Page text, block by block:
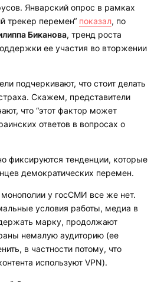
Январский опрос в рамках
трекер перемен“ показал, по
Биканова, тренд роста
ее участия во вторжении
подчеркивают, что стоит делать
Скажем, представители
что “этот фактор может
ответов в вопросах о
фиксируются тенденции, которые
демократических перемен.
у госСМИ все же нет.
условия работы, медиа в
марку, продолжают
немалую аудиторию (ее
в частности потому, что
используют VPN).